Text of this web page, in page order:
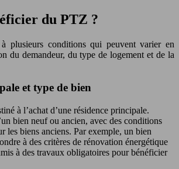
du PTZ ?
plusieurs conditions qui peuvent varier en
du demandeur, du type de logement et de la
et type de bien
à l’achat d’une résidence principale.
bien neuf ou ancien, avec des conditions
les biens anciens. Par exemple, un bien
à des critères de rénovation énergétique
à des travaux obligatoires pour bénéficier